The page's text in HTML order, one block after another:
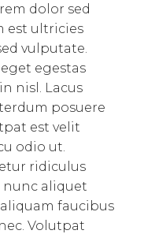
dolor sed
est ultricies
vulputate.
egestas
nisl. Lacus
posuere
est velit
odio ut.
ridiculus
nunc aliquet
faucibus
Volutpat